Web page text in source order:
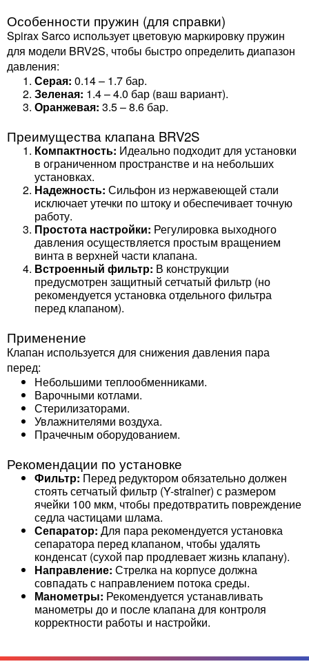
Особенности пружин (для справки)
Spirax Sarco использует цветовую маркировку пружин
для модели BRV2S, чтобы быстро определить диапазон
давления:
Серая: 0.14 – 1.7 бар.
Зеленая: 1.4 – 4.0 бар (ваш вариант).
Оранжевая: 3.5 – 8.6 бар.
Преимущества клапана BRV2S
Компактность: Идеально подходит для установки
в ограниченном пространстве и на небольших
установках.
Надежность: Сильфон из нержавеющей стали
исключает утечки по штоку и обеспечивает точную
работу.
Простота настройки: Регулировка выходного
давления осуществляется простым вращением
винта в верхней части клапана.
Встроенный фильтр: В конструкции
предусмотрен защитный сетчатый фильтр (но
рекомендуется установка отдельного фильтра
перед клапаном).
Применение
Клапан используется для снижения давления пара
перед:
Небольшими теплообменниками.
Варочными котлами.
Стерилизаторами.
Увлажнителями воздуха.
Прачечным оборудованием.
Рекомендации по установке
Фильтр: Перед редуктором обязательно должен
стоять сетчатый фильтр (Y-strainer) с размером
ячейки 100 мкм, чтобы предотвратить повреждение
седла частицами шлама.
Сепаратор: Для пара рекомендуется установка
сепаратора перед клапаном, чтобы удалять
конденсат (сухой пар продлевает жизнь клапану).
Направление: Стрелка на корпусе должна
совпадать с направлением потока среды.
Манометры: Рекомендуется устанавливать
манометры до и после клапана для контроля
корректности работы и настройки.